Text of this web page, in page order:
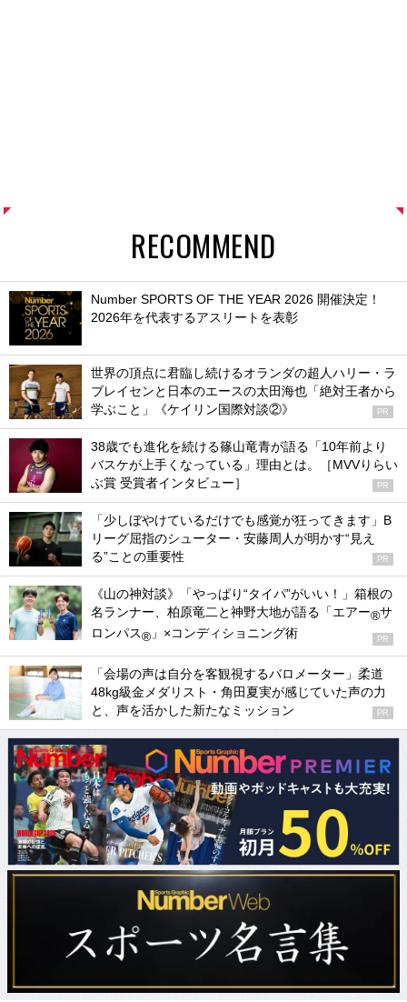
RECOMMEND
Number SPORTS OF THE YEAR 2026 開催決定！
2026年を代表するアスリートを表彰
世界の頂点に君臨し続けるオランダの超人ハリー・ラ
ブレイセンと日本のエースの太田海也「絶対王者から
学ぶこと」《ケイリン国際対談②》
PR
38歳でも進化を続ける篠山竜青が語る「10年前より
バスケが上手くなっている」理由とは。［MVVりらい
ぶ賞 受賞者インタビュー］
PR
「少しぼやけているだけでも感覚が狂ってきます」B
リーグ屈指のシューター・安藤周人が明かす“見え
る”ことの重要性
PR
《山の神対談》「やっぱり“タイパ”がいい！」箱根の
名ランナー、柏原竜二と神野大地が語る「エアー®サ
ロンパス® 」×コンディショニング術 PR
「会場の声は自分を客観視するバロメーター」柔道
48kg級金メダリスト・角田夏実が感じていた声の力
と、声を活かした新たなミッション
PR